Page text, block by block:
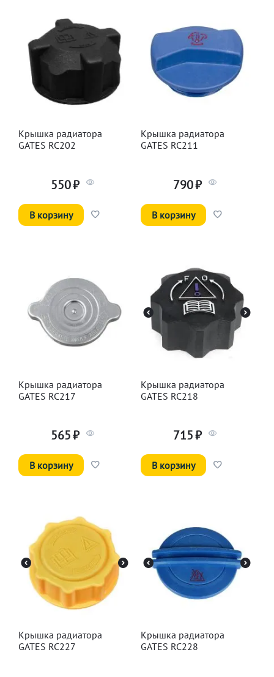
Крышка радиатора
GATES RC202
550₽
В корзину
Крышка радиатора
GATES RC211
790₽
В корзину
Крышка радиатора
GATES RC217
565₽
В корзину
Крышка радиатора
GATES RC218
715₽
В корзину
Крышка радиатора
GATES RC227
Крышка радиатора
GATES RC228